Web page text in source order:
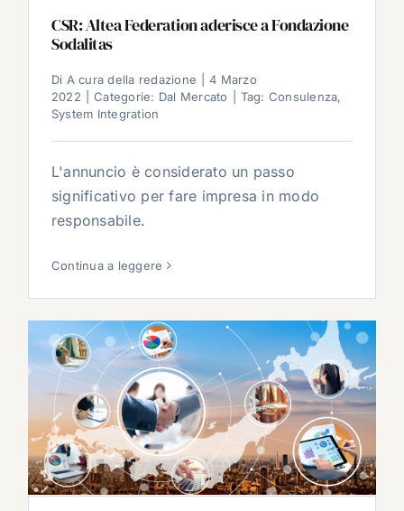
CSR: Altea Federation aderisce a Fondazione
Sodalitas
Di A cura della redazione
4 Marzo
2022
Categorie: Dal Mercato Tag: Consulenza,
System Integration
L'annuncio è considerato un passo
significativo per fare impresa in modo
responsabile.
Continua a leggere